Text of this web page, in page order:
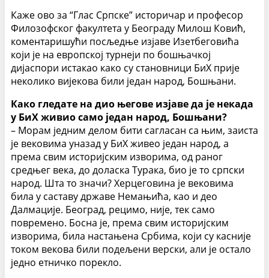
Каже ово за “Глас Српске” историчар и професор
Филозофског факултета у Београду Милош Ковић,
коментаришући посљедње изјаве Изетбеговића
који је на европској турнеји по бошњачкој
дијаспори истакао како су становници БиХ прије
неколико вијекова били један народ, Бошњани.
Како гледате на дио његове изјаве да је некада
у БиХ живио само један народ, Бошњани?
– Морам једним делом бити сагласан са њим, заиста
је вековима уназад у БиХ живео један народ, а
према свим историјским изворима, од раног
средњег века, до доласка Турака, био је то српски
народ. Шта то значи? Херцеговина је вековима
била у саставу државе Немањића, као и део
Далмације. Београд, рецимо, није, тек само
повремено. Босна је, према свим историјским
изворима, била настањена Србима, који су касније
током векова били подељени верски, али је остало
једно етничко порекло.